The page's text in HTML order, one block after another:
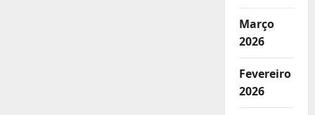
Março
2026
Fevereiro
2026